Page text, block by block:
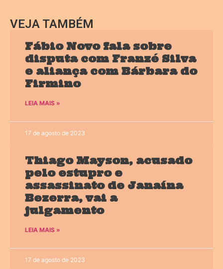
VEJA TAMBÉM
Fábio Novo fala sobre
disputa com Franzé Silva
e aliança com Bárbara do
Firmino
LEIA MAIS »
17 de agosto de 2023
Thiago Mayson, acusado
pelo estupro e
assassinato de Janaína
Bezerra, vai a
julgamento
LEIA MAIS »
17 de agosto de 2023